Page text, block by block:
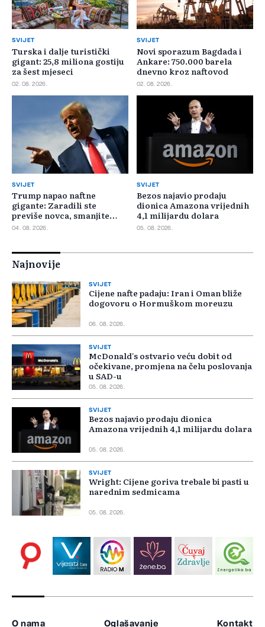
SVIJET
Turska i dalje turistički
gigant: 25,8 miliona gostiju
za šest mjeseci
02. 08. 2026.
SVIJET
Novi sporazum Bagdada i
Ankare: 750.000 barela
dnevno kroz naftovod
02. 08. 2026.
SVIJET
Trump napao naftne
gigante: Zaradili ste
previše novca, smanjite
cijene
04. 08. 2026.
SVIJET
Bezos najavio prodaju
dionica Amazona vrijednih
4,1 milijardu dolara
05. 08. 2026.
Najnovije
SVIJET
Cijene nafte padaju: Iran i Oman bliže
dogovoru o Hormuškom moreuzu
06. 08. 2026.
SVIJET
McDonald's ostvario veću dobit od
očekivane, promjena na čelu poslovanja
u SAD-u
05. 08. 2026.
SVIJET
Bezos najavio prodaju dionica
Amazona vrijednih 4,1 milijardu dolara
05. 08. 2026.
SVIJET
Wright: Cijene goriva trebale bi pasti u
narednim sedmicama
05. 08. 2026.
O nama Oglašavanje Kontakt